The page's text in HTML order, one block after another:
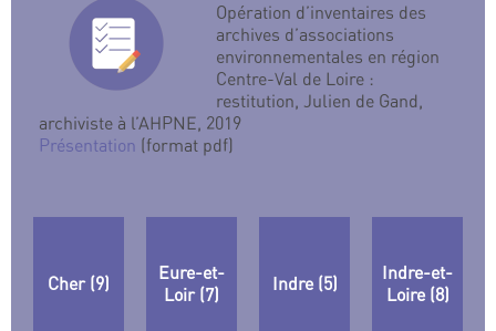
Opération d’inventaires des
archives d’associations
environnementales en région
Centre-Val de Loire :
restitution, Julien de Gand,
archiviste à l’AHPNE, 2019
Présentation (format pdf)
Cher (9)
Eure-et-
Loir (7)
Indre (5)
Indre-et-
Loire (8)